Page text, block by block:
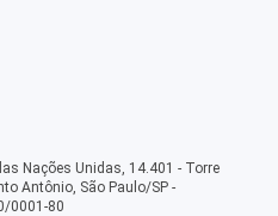
Nações Unidas, 14.401 - Torre
Antônio, São Paulo/SP -
0001-80